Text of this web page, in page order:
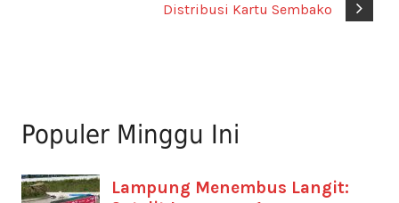
Distribusi Kartu Sembako
Populer Minggu Ini